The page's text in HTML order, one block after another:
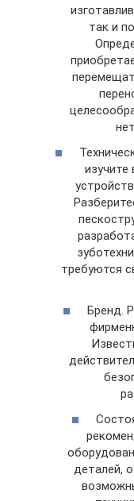
так и
изучите
требуются
Бренд.
деталей,